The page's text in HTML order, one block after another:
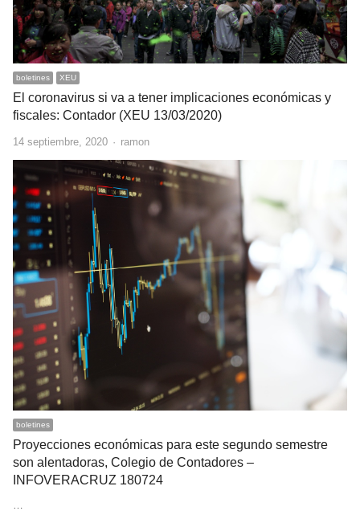
boletines XEU
El coronavirus si va a tener implicaciones económicas y
fiscales: Contador (XEU 13/03/2020)
14 septiembre, 2020 Author
ramon
boletines
Proyecciones económicas para este segundo semestre
son alentadoras, Colegio de Contadores –
INFOVERACRUZ 180724
…